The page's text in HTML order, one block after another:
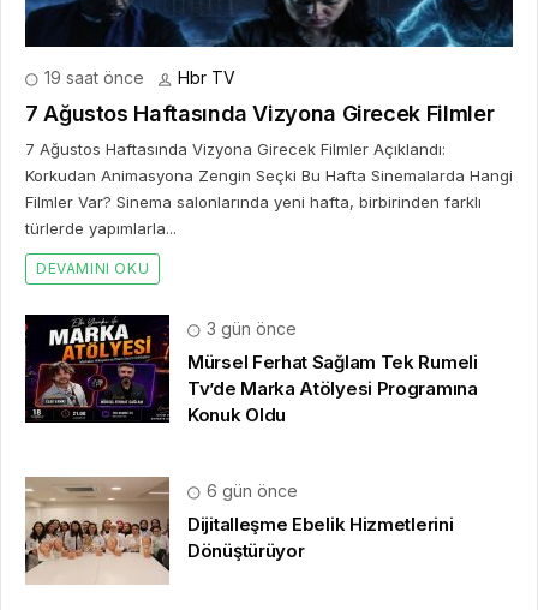
19 saat önce Hbr TV
7 Ağustos Haftasında Vizyona Girecek Filmler
7 Ağustos Haftasında Vizyona Girecek Filmler Açıklandı:
Korkudan Animasyona Zengin Seçki Bu Hafta Sinemalarda Hangi
Filmler Var? Sinema salonlarında yeni hafta, birbirinden farklı
türlerde yapımlarla...
DEVAMINI OKU
3 gün önce
Mürsel Ferhat Sağlam Tek Rumeli
Tv’de Marka Atölyesi Programına
Konuk Oldu
6 gün önce
Dijitalleşme Ebelik Hizmetlerini
Dönüştürüyor